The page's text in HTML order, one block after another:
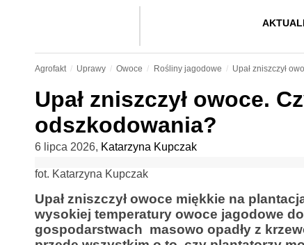
Agrofakt Uprawy Owoce Rośliny jagodowe Upał zniszczył
Upał zniszczył owoce.
odszkodowania?
6 lipca 2026, Katarzyna Kupczak
fot. Katarzyna Kupczak
Upał zniszczył owoce miękkie na
wysokiej temperatury owoce jagodowe
gospodarstwach masowo opadły z